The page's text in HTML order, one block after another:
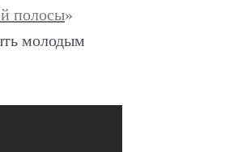
полосы»
молодым